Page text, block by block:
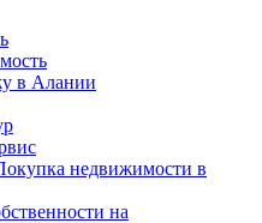
в Алании
недвижимости в
на